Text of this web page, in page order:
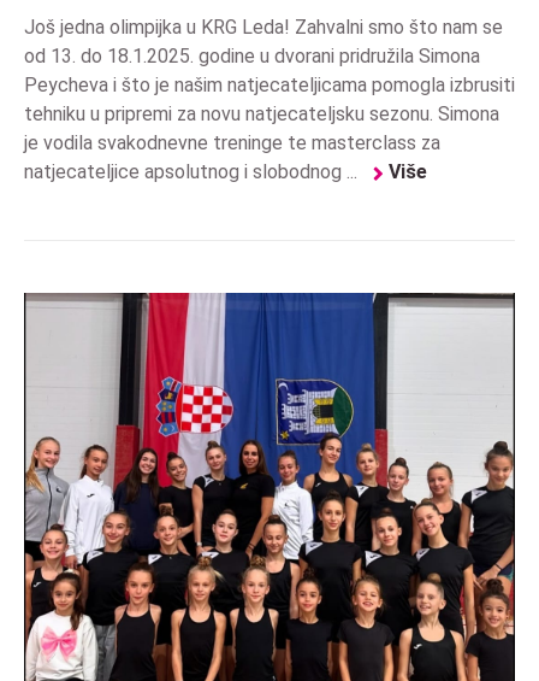
Još jedna olimpijka u KRG Leda! Zahvalni smo što nam se
od 13. do 18.1.2025. godine u dvorani pridružila Simona
Peycheva i što je našim natjecateljicama pomogla izbrusiti
tehniku u pripremi za novu natjecateljsku sezonu. Simona
je vodila svakodnevne treninge te masterclass za
natjecateljice apsolutnog i slobodnog ...
Više